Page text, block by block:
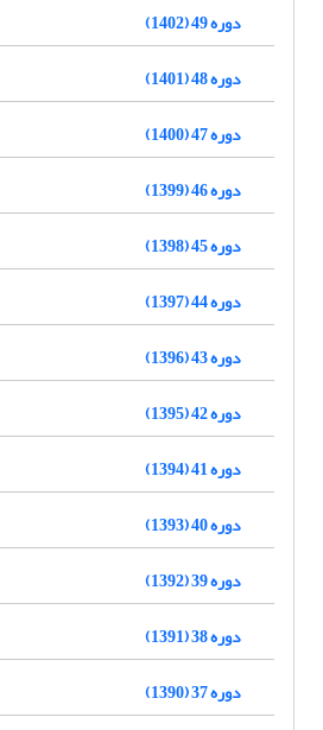
دوره 49 (1402)
دوره 48 (1401)
دوره 47 (1400)
دوره 46 (1399)
دوره 45 (1398)
دوره 44 (1397)
دوره 43 (1396)
دوره 42 (1395)
دوره 41 (1394)
دوره 40 (1393)
دوره 39 (1392)
دوره 38 (1391)
دوره 37 (1390)